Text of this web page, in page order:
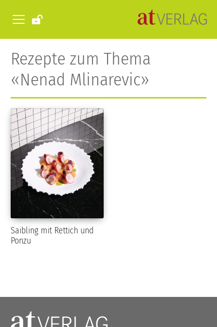
Rezepte zum Thema
«Nenad Mlinarevic»
Saibling mit Rettich und
Ponzu